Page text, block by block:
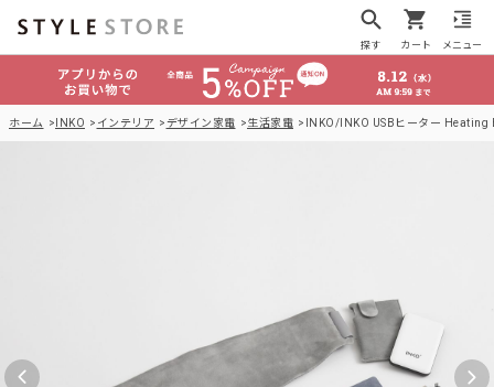
探す カート メニュー
ホーム INKO インテリア デザイン家電 生活家電 INKO/INKO USBヒーター